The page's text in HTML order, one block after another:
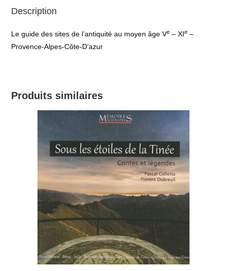
Description
Le guide des sites de l’antiquité au moyen âge Ve – XIe –
Provence-Alpes-Côte-D’azur
Produits similaires